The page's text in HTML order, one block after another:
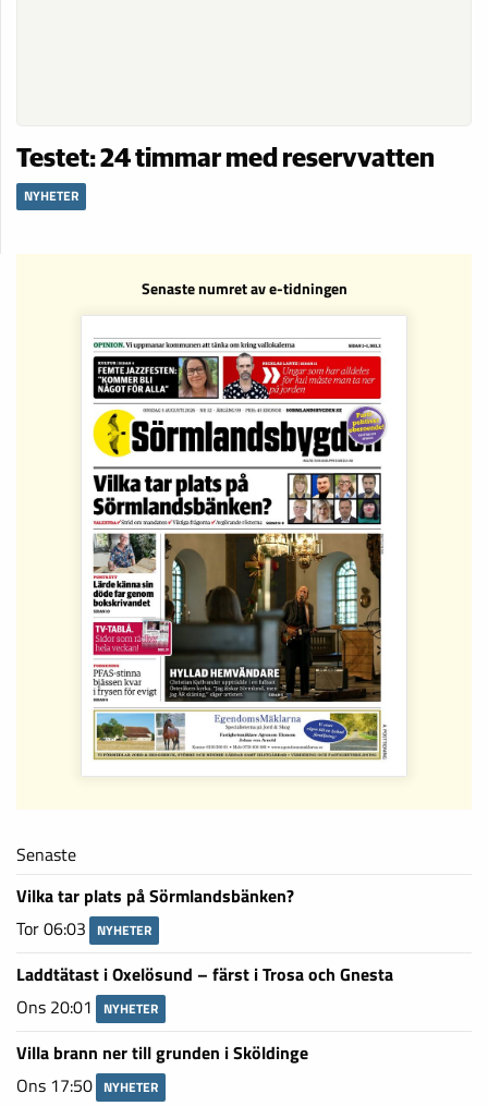
Testet: 24 timmar med reservvatten
NYHETER
Senaste numret av e-tidningen
Senaste
Vilka tar plats på Sörmlandsbänken?
Tor 06:03
NYHETER
Laddtätast i Oxelösund – färst i Trosa och Gnesta
Ons 20:01
NYHETER
Villa brann ner till grunden i Sköldinge
Ons 17:50 NYHETER